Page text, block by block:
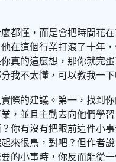
都懂，而是會把時間花
在這個行業打滾了十年
真的這麼想，那你就完
不太懂，可以教我一
際的建議。第一，找到
，並且主動去向他們學
有沒有把眼前這件小
來很鳥，對吧？但作者
的小事時，你反而能從